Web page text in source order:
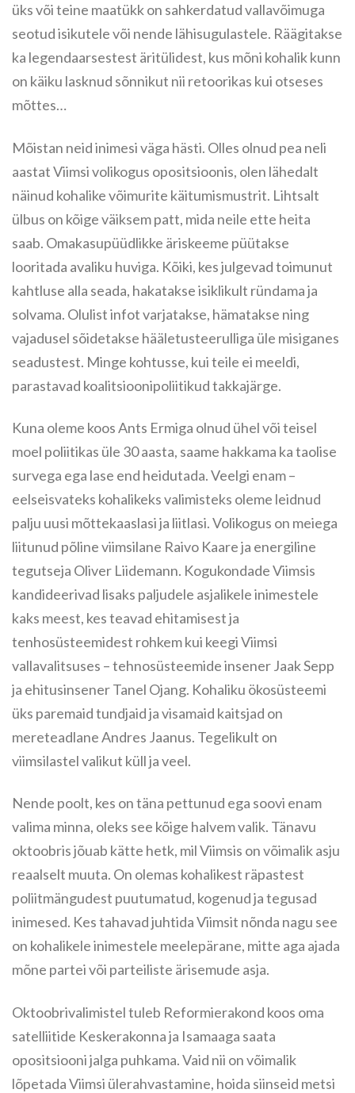
üks või teine maatükk on sahkerdatud vallavõimuga
seotud isikutele või nende lähisugulastele. Räägitakse
ka legendaarsestest äritülidest, kus mõni kohalik kunn
on käiku lasknud sõnnikut nii retoorikas kui otseses
mõttes…
Mõistan neid inimesi väga hästi. Olles olnud pea neli
aastat Viimsi volikogus opositsioonis, olen lähedalt
näinud kohalike võimurite käitumismustrit. Lihtsalt
ülbus on kõige väiksem patt, mida neile ette heita
saab. Omakasupüüdlikke äriskeeme püütakse
looritada avaliku huviga. Kõiki, kes julgevad toimunut
kahtluse alla seada, hakatakse isiklikult ründama ja
solvama. Olulist infot varjatakse, hämatakse ning
vajadusel sõidetakse hääletusteerulliga üle misiganes
seadustest. Minge kohtusse, kui teile ei meeldi,
parastavad koalitsioonipoliitikud takkajärge.
Kuna oleme koos Ants Ermiga olnud ühel või teisel
moel poliitikas üle 30 aasta, saame hakkama ka taolise
survega ega lase end heidutada. Veelgi enam –
eelseisvateks kohalikeks valimisteks oleme leidnud
palju uusi mõttekaaslasi ja liitlasi. Volikogus on meiega
liitunud põline viimsilane Raivo Kaare ja energiline
tegutseja Oliver Liidemann. Kogukondade Viimsis
kandideerivad lisaks paljudele asjalikele inimestele
kaks meest, kes teavad ehitamisest ja
tenhosüsteemidest rohkem kui keegi Viimsi
vallavalitsuses – tehnosüsteemide insener Jaak Sepp
ja ehitusinsener Tanel Ojang. Kohaliku ökosüsteemi
üks paremaid tundjaid ja visamaid kaitsjad on
mereteadlane Andres Jaanus. Tegelikult on
viimsilastel valikut küll ja veel.
Nende poolt, kes on täna pettunud ega soovi enam
valima minna, oleks see kõige halvem valik. Tänavu
oktoobris jõuab kätte hetk, mil Viimsis on võimalik asju
reaalselt muuta. On olemas kohalikest räpastest
poliitmängudest puutumatud, kogenud ja tegusad
inimesed. Kes tahavad juhtida Viimsit nõnda nagu see
on kohalikele inimestele meelepärane, mitte aga ajada
mõne partei või parteiliste ärisemude asja.
Oktoobrivalimistel tuleb Reformierakond koos oma
satelliitide Keskerakonna ja Isamaaga saata
opositsiooni jalga puhkama. Vaid nii on võimalik
lõpetada Viimsi ülerahvastamine, hoida siinseid metsi